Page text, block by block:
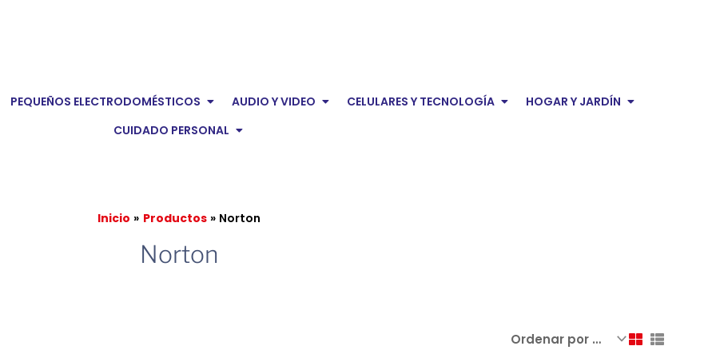
Electrodomésticos
PEQUEÑOS ELECTRODOMÉSTICOS Open Pequeños Electrodomésticos
AUDIO Y VIDEO Open Audio y Video
CELULARES Y TECNOLOGÍA Open Celulares y tecnología
HOGAR Y JARDÍN Open Hogar
CUIDADO PERSONAL Open Cuidado personal
Inicio Productos Norton
Norton